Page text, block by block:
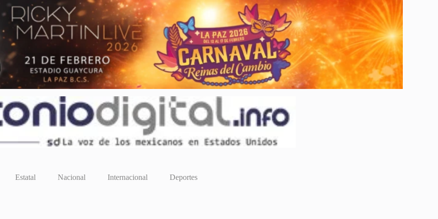
Estatal Nacional Internacional Deportes